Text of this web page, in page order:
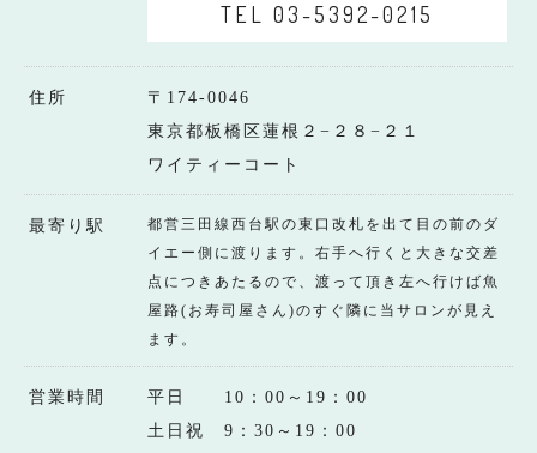
TEL 03-5392-0215
住所
〒174-0046
東京都板橋区蓮根２−２８−２１
ワイティーコート
最寄り駅
都営三田線西台駅の東口改札を出て目の前のダ
イエー側に渡ります。右手へ行くと大きな交差
点につきあたるので、渡って頂き左へ行けば魚
屋路(お寿司屋さん)のすぐ隣に当サロンが見え
ます。
営業時間
平日 10：00～19：00
土日祝 9：30～19：00